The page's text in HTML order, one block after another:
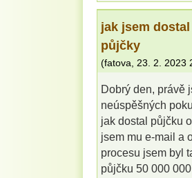
jak jsem
půjčky
(fatova, 23. 2. 2023
Dobrý den, právě
neúspěšných
jak dostal půjčku
jsem mu e-mail a
procesu jsem byl
půjčku 50 000